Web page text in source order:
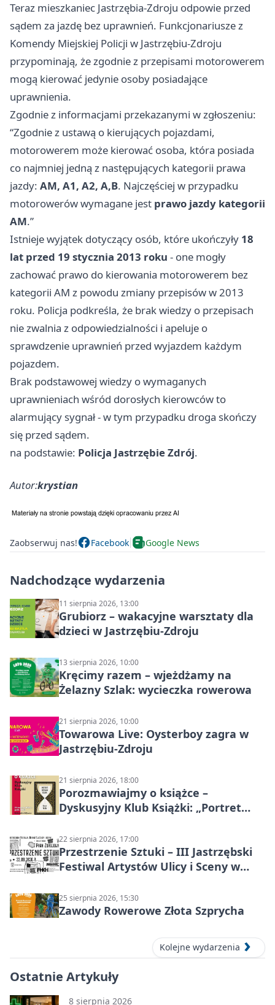
Teraz mieszkaniec Jastrzębia-Zdroju odpowie przed
sądem za jazdę bez uprawnień. Funkcjonariusze z
Komendy Miejskiej Policji w Jastrzębiu-Zdroju
przypominają, że zgodnie z przepisami motorowerem
mogą kierować jedynie osoby posiadające
uprawnienia.
Zgodnie z informacjami przekazanymi w zgłoszeniu:
“Zgodnie z ustawą o kierujących pojazdami,
motorowerem może kierować osoba, która posiada
co najmniej jedną z następujących kategorii prawa
jazdy: AM, A1, A2, A,B. Najczęściej w przypadku
motorowerów wymagane jest prawo jazdy kategorii
AM.”
Istnieje wyjątek dotyczący osób, które ukończyły 18
lat przed 19 stycznia 2013 roku - one mogły
zachować prawo do kierowania motorowerem bez
kategorii AM z powodu zmiany przepisów w 2013
roku. Policja podkreśla, że brak wiedzy o przepisach
nie zwalnia z odpowiedzialności i apeluje o
sprawdzenie uprawnień przed wyjazdem każdym
pojazdem.
Brak podstawowej wiedzy o wymaganych
uprawnieniach wśród dorosłych kierowców to
alarmujący sygnał - w tym przypadku droga skończy
się przed sądem.
na podstawie: Policja Jastrzębie Zdrój.
Autor:krystian
Zaobserwuj nas! Facebook Google News
Nadchodzące wydarzenia
11 sierpnia 2026, 13:00
Grubiorz – wakacyjne warsztaty dla
dzieci w Jastrzębiu-Zdroju
13 sierpnia 2026, 10:00
Kręcimy razem – wjeżdżamy na
Żelazny Szlak: wycieczka rowerowa
21 sierpnia 2026, 10:00
Towarowa Live: Oysterboy zagra w
Jastrzębiu-Zdroju
21 sierpnia 2026, 18:00
Porozmawiajmy o książce –
Dyskusyjny Klub Książki: „Portret
22 sierpnia 2026, 17:00
Przestrzenie Sztuki – III Jastrzębski
Festiwal Artystów Ulicy i Sceny w
25 sierpnia 2026, 15:30
Zawody Rowerowe Złota Szprycha
Kolejne wydarzenia
Ostatnie Artykuły
8 sierpnia 2026